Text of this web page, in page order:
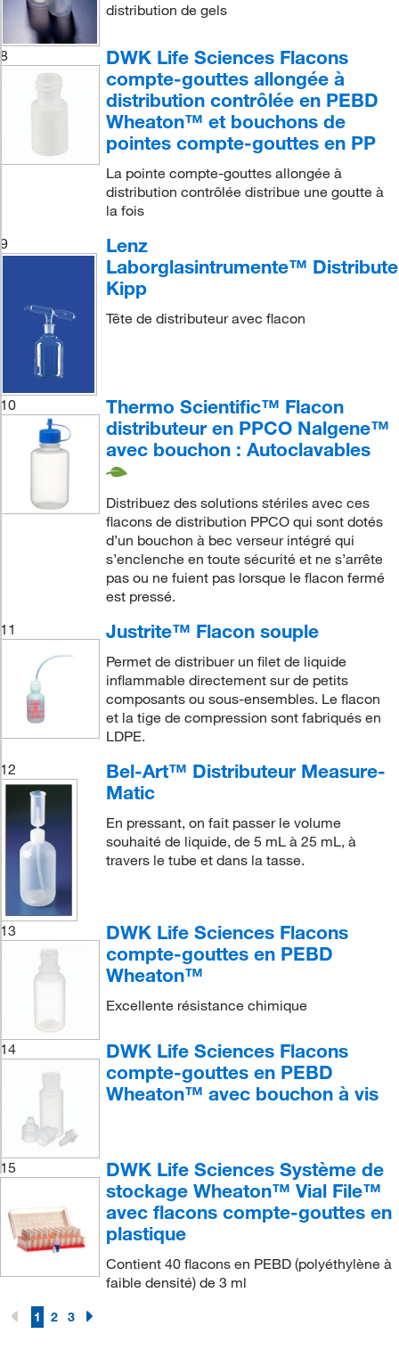
distribution de gels
8
DWK Life Sciences Flacons
compte-gouttes allongée à
distribution contrôlée en PEBD
Wheaton™ et bouchons de
pointes compte-gouttes en PP
La pointe compte-gouttes allongée à
distribution contrôlée distribue une goutte à
la fois
9
Lenz
Laborglasintrumente™
Kipp
Tête de distributeur avec flacon
10
Thermo Scientific™ Flacon
distributeur en PPCO Nalgene™
avec bouchon : Autoclavables
Distribuez des solutions stériles avec ces
flacons de distribution PPCO qui sont dotés
d’un bouchon à bec verseur intégré qui
s’enclenche en toute sécurité et ne s’arrête
pas ou ne fuient pas lorsque le flacon fermé
est pressé.
11
Justrite™ Flacon souple
Permet de distribuer un filet de liquide
inflammable directement sur de petits
composants ou sous-ensembles. Le flacon
et la tige de compression sont fabriqués en
LDPE.
12
Bel-Art™ Distributeur Measure-
Matic
En pressant, on fait passer le volume
souhaité de liquide, de 5 mL à 25 mL, à
travers le tube et dans la tasse.
13
DWK Life Sciences Flacons
compte-gouttes en PEBD
Wheaton™
Excellente résistance chimique
14
DWK Life Sciences Flacons
compte-gouttes en PEBD
Wheaton™ avec bouchon à vis
15
DWK Life Sciences Système de
stockage Wheaton™ Vial File™
avec flacons compte-gouttes en
plastique
Contient 40 flacons en PEBD (polyéthylène à
faible densité) de 3 ml
1 2 3